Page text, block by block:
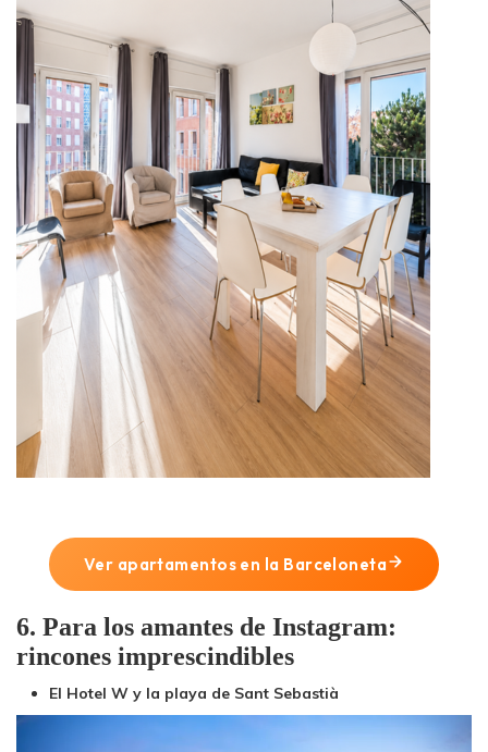
Ver apartamentos en la Barceloneta
6. Para los amantes de Instagram:
rincones imprescindibles
El Hotel W y la playa de Sant Sebastià